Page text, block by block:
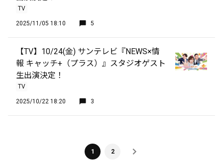
TV
2025/11/05 18:10 5
【TV】10/24(金) サンテレビ『NEWS×情
報 キャッチ+（プラス）』スタジオゲスト
生出演決定！
TV
2025/10/22 18:20 3
1 2